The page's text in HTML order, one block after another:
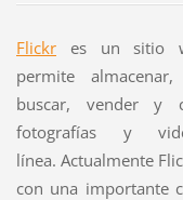
Flickres un sitio
permite almacenar,
buscar, vender y
fotografías y
línea. Actualmente
con una importante